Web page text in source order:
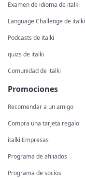
Examen de idioma de italki
Language Challenge de italki
Podcasts de italki
quizs de italki
Comunidad de italki
Promociones
Recomendar a un amigo
Compra una tarjeta regalo
italki Empresas
Programa de afiliados
Programa de socios